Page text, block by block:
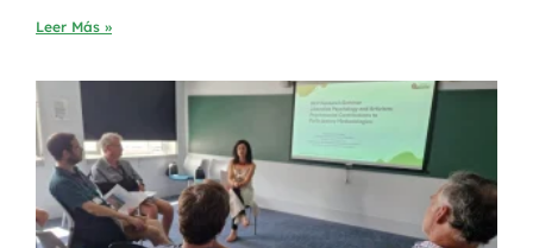
Leer Más »